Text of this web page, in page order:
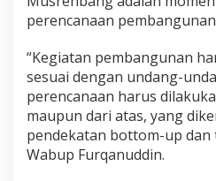
perencanaan
“Kegiatan pembangunan
sesuai dengan undang-
perencanaan harus
maupun dari atas, yang
pendekatan bottom-up dan
Wabup Furqanuddin.